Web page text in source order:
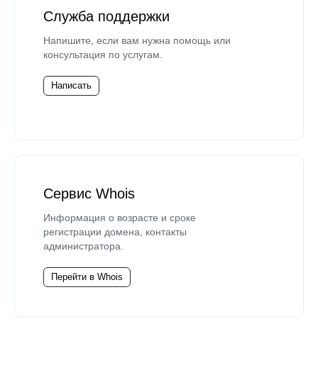
Служба поддержки
Напишите, если вам нужна помощь или
консультация по услугам.
Написать
Сервис Whois
Информация о возрасте и сроке
регистрации домена, контакты
администратора.
Перейти в Whois